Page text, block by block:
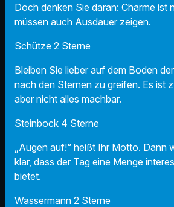
Doch denken Sie daran: Charme ist
müssen auch Ausdauer zeigen.
Schütze 2 Sterne
Bleiben Sie lieber auf dem Boden
nach den Sternen zu greifen. Es ist
aber nicht alles machbar.
Steinbock 4 Sterne
„Augen auf!“ heißt Ihr Motto. Dann
klar, dass der Tag eine Menge
bietet.
Wassermann 2 Sterne